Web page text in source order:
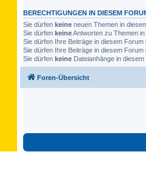
BERECHTIGUNGEN IN DIESEM
Sie dürfen keine neuen Themen in
Sie dürfen keineAntworten zu Themen
Sie dürfen Ihre Beiträge in diesem Forum
Sie dürfen Ihre Beiträge in diesem Forum
Sie dürfen keine Dateianhänge in diesem
Foren-Übersicht